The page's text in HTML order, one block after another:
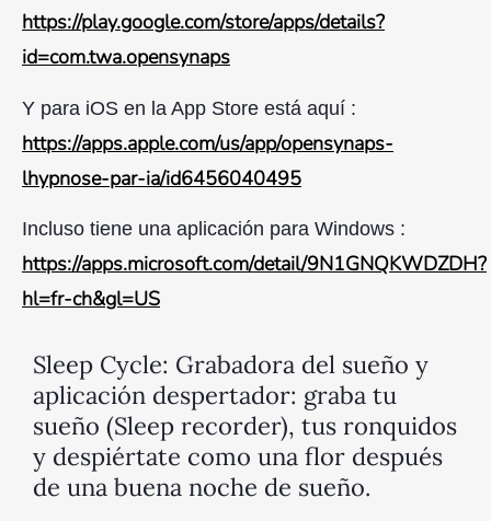
https://play.google.com/store/apps/details?
id=com.twa.opensynaps
Y para iOS en la App Store está aquí :
https://apps.apple.com/us/app/opensynaps-
lhypnose-par-ia/id6456040495
Incluso tiene una aplicación para Windows :
https://apps.microsoft.com/detail/9N1GNQKWDZDH?
hl=fr-ch&gl=US
Sleep Cycle: Grabadora del sueño y
aplicación despertador: graba tu
sueño (Sleep recorder), tus ronquidos
y despiértate como una flor después
de una buena noche de sueño.